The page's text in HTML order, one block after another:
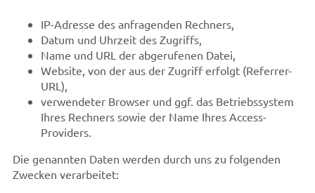
IP-Adresse des anfragenden Rechners,
Datum und Uhrzeit des Zugriffs,
Name und URL der abgerufenen Datei,
Website, von der aus der Zugriff erfolgt (Referrer-
URL),
verwendeter Browser und ggf. das Betriebssystem
Ihres Rechners sowie der Name Ihres Access-
Providers.
Die genannten Daten werden durch uns zu folgenden
Zwecken verarbeitet: